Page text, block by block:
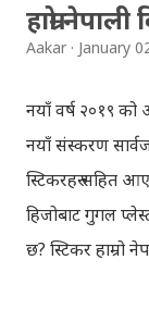
हाम्रो
Aakar January
नयाँ वर्ष २०१९ को
नयाँ संस्करण
स्टिकरहरु सहित
हिजोबाट गुगल
छ? स्टिकर हाम्रो